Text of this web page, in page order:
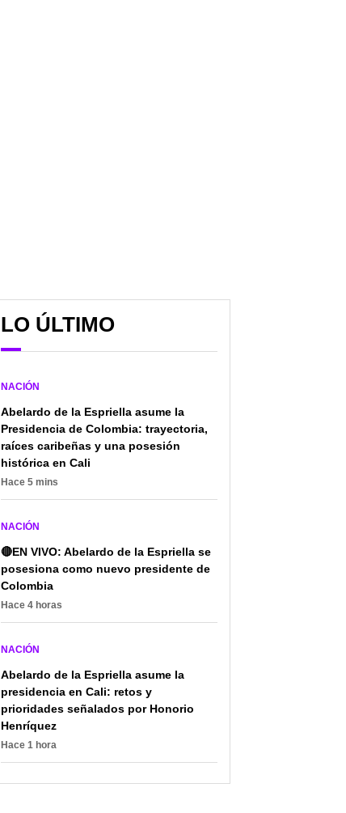
LO ÚLTIMO
NACIÓN
Abelardo de la Espriella asume la
Presidencia de Colombia: trayectoria,
raíces caribeñas y una posesión
histórica en Cali
Hace 5 mins
NACIÓN
🔴EN VIVO: Abelardo de la Espriella se
posesiona como nuevo presidente de
Colombia
Hace 4 horas
NACIÓN
Abelardo de la Espriella asume la
presidencia en Cali: retos y
prioridades señalados por Honorio
Henríquez
Hace 1 hora